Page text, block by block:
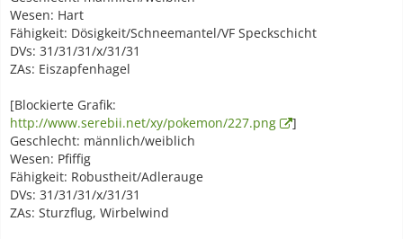
Wesen: Hart
Fähigkeit: Dösigkeit/Schneemantel/VF Speckschicht
DVs: 31/31/31/x/31/31
ZAs: Eiszapfenhagel
[Blockierte Grafik:
http://www.serebii.net/xy/pokemon/227.png
]
Geschlecht: männlich/weiblich
Wesen: Pfiffig
Fähigkeit: Robustheit/Adlerauge
DVs: 31/31/31/x/31/31
ZAs: Sturzflug, Wirbelwind